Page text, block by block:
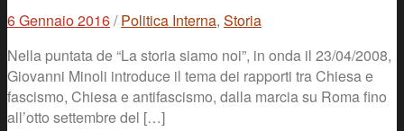
6 Gennaio 2016/ Politica Interna, Storia
Nella puntata de “La storia siamo noi”, in onda il 23/04/2008,
Giovanni Minoli introduce il tema dei rapporti tra Chiesa e
fascismo, Chiesa e antifascismo, dalla marcia su Roma fino
all’otto settembre del […]